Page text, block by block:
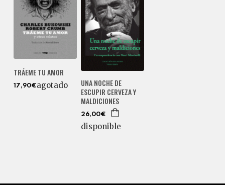
TRÁEME TU AMOR
17,90€agotado
UNA NOCHE DE
ESCUPIR CERVEZA Y
MALDICIONES
26,00€
disponible